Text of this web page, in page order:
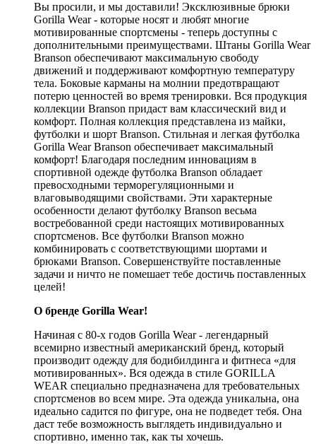
Вы просили, и мы доставили! Эксклюзивные брюки
Gorilla Wear - которые носят и любят многие
мотивированные спортсмены - теперь доступны с
дополнительными преимуществами. Штаны Gorilla Wear
Branson обеспечивают максимальную свободу
движений и поддерживают комфортную температуру
тела. Боковые карманы на молнии предотвращают
потерю ценностей во время тренировки. Вся продукция
коллекции Branson придаст вам классический вид и
комфорт. Полная коллекция представлена из майки,
футболки и шорт Branson. Стильная и легкая футболка
Gorilla Wear Branson обеспечивает максимальный
комфорт! Благодаря последним инновациям в
спортивной одежде футболка Branson обладает
превосходными терморегуляционными и
влаговыводящими свойствами. Эти характерные
особенности делают футболку Branson весьма
востребованной среди настоящих мотивированных
спортсменов. Все футболки Branson можно
комбинировать с соответствующими шортами и
брюками Branson. Совершенствуйте поставленные
задачи и ничто не помешает тебе достичь поставленных
целей!
О бренде Gorilla Wear!
Начиная с 80-х годов Gorilla Wear - легендарный
всемирно известный американский бренд, который
производит одежду для бодибилдинга и фитнеса «для
мотивированных». Вся одежда в стиле GORILLA
WEAR специально предназначена для требовательных
спортсменов во всем мире. Эта одежда уникальна, она
идеально садится по фигуре, она не подведет тебя. Она
даст тебе возможность выглядеть индивидуально и
спортивно, именно так, как ты хочешь.